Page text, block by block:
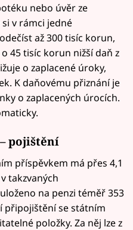
nebo úvěr ze
v rámci jedné
až 300 tisíc korun,
45 tisíc korun nižší daň z
o zaplacené úroky,
K daňovému přiznání je
o zaplacených úrocích.
pojištění
příspěvkem má přes 4,1
takzvaných
na penzi téměř 353
připojištění se státním
položky. Za něj lze z